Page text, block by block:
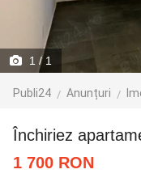
1 / 1
Publi24 Anunțuri
Închiriez
1 700 RON